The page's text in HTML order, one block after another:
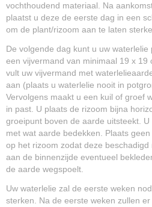
vochthoudend materiaal. Na
plaatst u deze de eerste dag in een
om de plant/rizoom aan te laten
De volgende dag kunt u uw
een vijvermand van minimaal 19 x 19
vult uw vijvermand met
aan (plaats u waterlelie nooit in
Vervolgens maakt u een kuil of groef
in past. U plaats de rizoom bijna
groeipunt boven de aarde uitsteekt.
met wat aarde bedekken. Plaats
op het rizoom zodat deze
aan de binnenzijde eventueel
de aarde wegspoelt.
Uw waterlelie zal de eerste weken
sterken. Na de eerste weken zullen